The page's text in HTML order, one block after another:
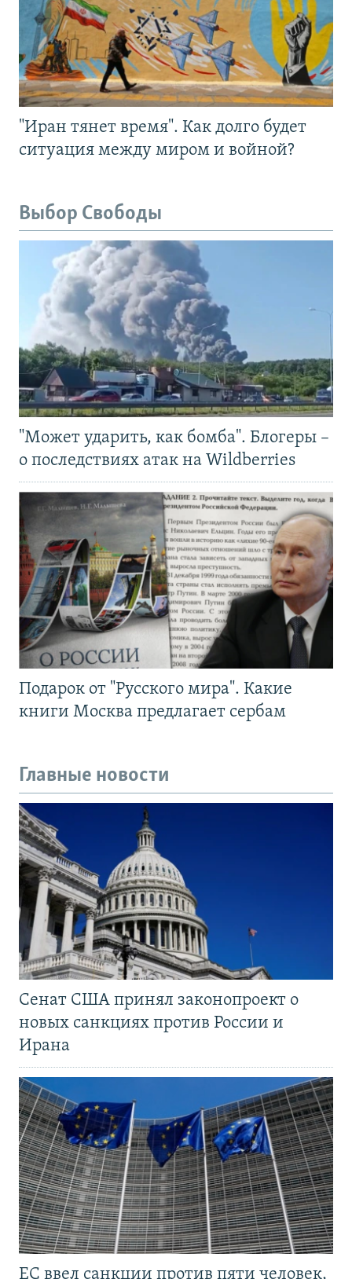
"Иран тянет время". Как долго будет
ситуация между миром и войной?
Выбор Свободы
"Может ударить, как бомба". Блогеры –
о последствиях атак на Wildberries
Подарок от "Русского мира". Какие
книги Москва предлагает сербам
Главные новости
Сенат США принял законопроект о
новых санкциях против России и
Ирана
ЕС ввел санкции против пяти человек,